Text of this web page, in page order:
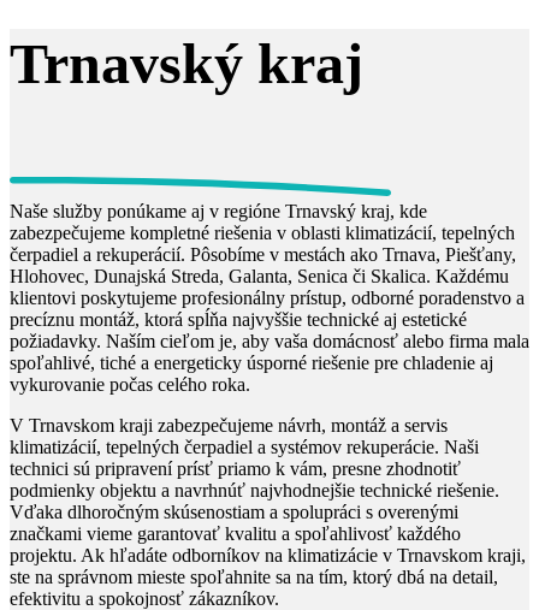
Trnavský kraj
Naše služby ponúkame aj v regióne Trnavský kraj, kde
zabezpečujeme kompletné riešenia v oblasti klimatizácií, tepelných
čerpadiel a rekuperácií. Pôsobíme v mestách ako Trnava, Piešťany,
Hlohovec, Dunajská Streda, Galanta, Senica či Skalica. Každému
klientovi poskytujeme profesionálny prístup, odborné poradenstvo a
precíznu montáž, ktorá spĺňa najvyššie technické aj estetické
požiadavky. Naším cieľom je, aby vaša domácnosť alebo firma mala
spoľahlivé, tiché a energeticky úsporné riešenie pre chladenie aj
vykurovanie počas celého roka.
V Trnavskom kraji zabezpečujeme návrh, montáž a servis
klimatizácií, tepelných čerpadiel a systémov rekuperácie. Naši
technici sú pripravení prísť priamo k vám, presne zhodnotiť
podmienky objektu a navrhnúť najvhodnejšie technické riešenie.
Vďaka dlhoročným skúsenostiam a spolupráci s overenými
značkami vieme garantovať kvalitu a spoľahlivosť každého
projektu. Ak hľadáte odborníkov na klimatizácie v Trnavskom kraji,
ste na správnom mieste spoľahnite sa na tím, ktorý dbá na detail,
efektivitu a spokojnosť zákazníkov.